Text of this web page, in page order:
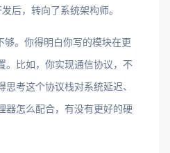
后，转向了系统架构师。
够。你得明白你写的模块在更
。比如，你实现通信协议，不
思考这个协议栈对系统延迟、
器怎么配合，有没有更好的硬